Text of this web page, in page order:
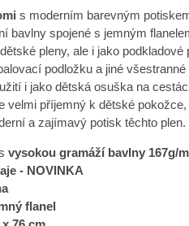
s moderním barevným
bavlny spojené s jemným
pleny, ale i jako podkladové
podložku a jiné
i jako dětská osuška na
velmi příjemný k dětské
a zajímavý potisk těchto plen.
vysokou gramáží bavlny 167g/
- NOVINKA
flanel